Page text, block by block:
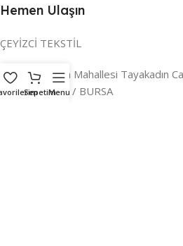
Hemen Ulaşın
ÇEYİZCİ TEKSTİL
Adres:Reyhan Mahallesi Tayakadın
/ a Osmangazi / BURSA
SepetimMenu